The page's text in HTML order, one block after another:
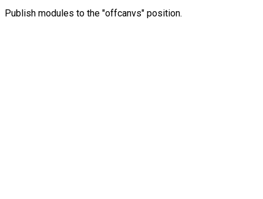
Publish modules to the "offcanvs" position.